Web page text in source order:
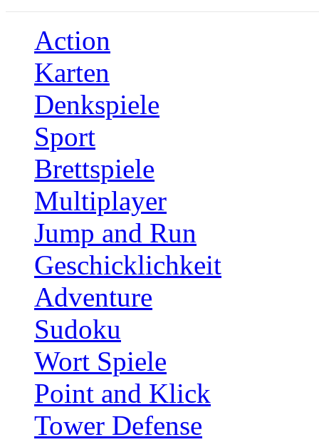
Action
Karten
Denkspiele
Sport
Brettspiele
Multiplayer
Jump and Run
Geschicklichkeit
Adventure
Sudoku
Wort Spiele
Point and Klick
Tower Defense